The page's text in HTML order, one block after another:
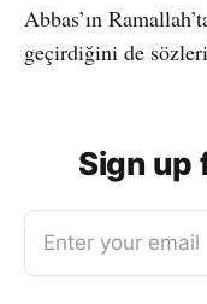
Abbas’ın
geçirdiğini de
Sign up
Enter your email